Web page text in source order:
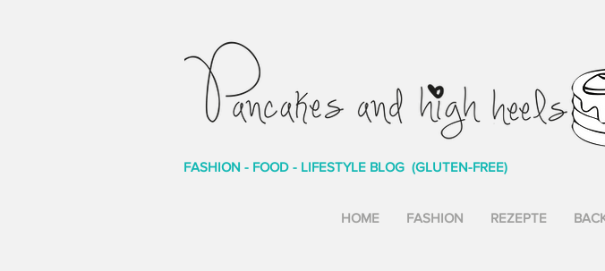
FASHION - FOOD - LIFESTYLE BLOG (GLUTEN-FREE)
HOME FASHION REZEPTE